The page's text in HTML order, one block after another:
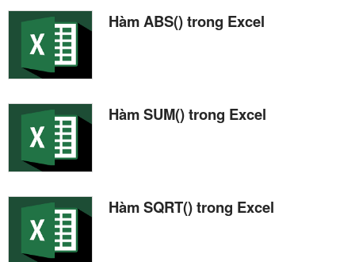
Hàm ABS() trong Excel
Hàm SUM() trong Excel
Hàm SQRT() trong Excel